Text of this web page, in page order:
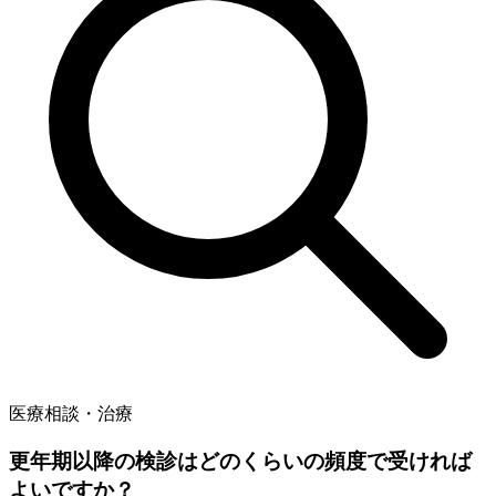
医療相談・治療
更年期以降の検診はどのくらいの頻度で受ければ
よいですか？